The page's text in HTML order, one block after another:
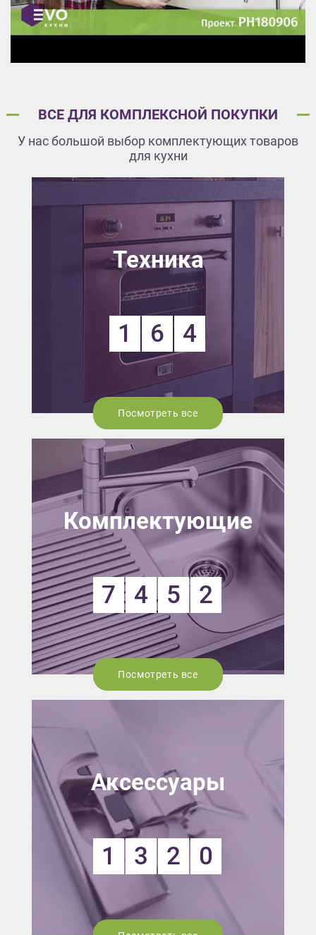
ВСЕ ДЛЯ КОМПЛЕКСНОЙ ПОКУПКИ
У нас большой выбор комплектующих товаров
для кухни
Техника
1 6 4
Посмотреть все
Комплектующие
7 4 5 2
Посмотреть все
Аксессуары
1 3 2 0